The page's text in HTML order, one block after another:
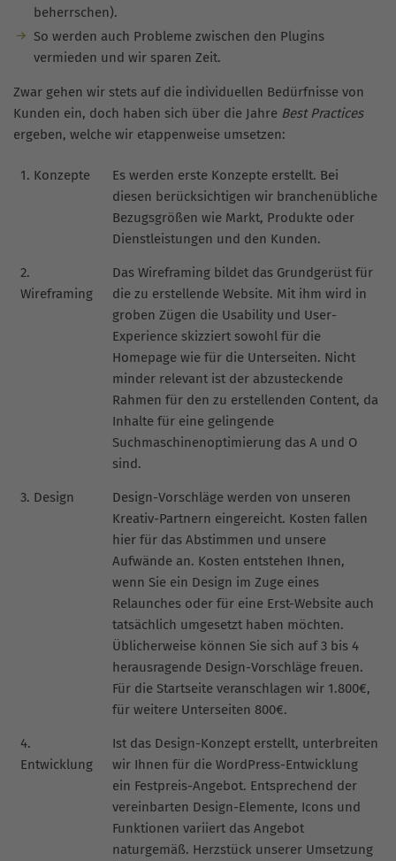
beherrschen).
So werden auch Probleme zwischen den Plugins
vermieden und wir sparen Zeit.
Zwar gehen wir stets auf die individuellen Bedürfnisse von
Kunden ein, doch haben sich über die Jahre Best Practices
ergeben, welche wir etappenweise umsetzen:
1. Konzepte
Es werden erste Konzepte erstellt. Bei
diesen berücksichtigen wir branchenübliche
Bezugsgrößen wie Markt, Produkte oder
Dienstleistungen und den Kunden.
2.
Wireframing
Das Wireframing bildet das Grundgerüst für
die zu erstellende Website. Mit ihm wird in
groben Zügen die Usability und User-
Experience skizziert sowohl für die
Homepage wie für die Unterseiten. Nicht
minder relevant ist der abzusteckende
Rahmen für den zu erstellenden Content, da
Inhalte für eine gelingende
Suchmaschinenoptimierung das A und O
sind.
3. Design
Design-Vorschläge werden von unseren
Kreativ-Partnern eingereicht. Kosten fallen
hier für das Abstimmen und unsere
Aufwände an. Kosten entstehen Ihnen,
wenn Sie ein Design im Zuge eines
Relaunches oder für eine Erst-Website auch
tatsächlich umgesetzt haben möchten.
Üblicherweise können Sie sich auf 3 bis 4
herausragende Design-Vorschläge freuen.
Für die Startseite veranschlagen wir 1.800€,
für weitere Unterseiten 800€.
4.
Entwicklung
Ist das Design-Konzept erstellt, unterbreiten
wir Ihnen für die WordPress-Entwicklung
ein Festpreis-Angebot. Entsprechend der
vereinbarten Design-Elemente, Icons und
Funktionen variiert das Angebot
naturgemäß. Herzstück unserer Umsetzung